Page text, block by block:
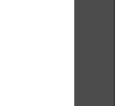
de vous
plugin
trucs.